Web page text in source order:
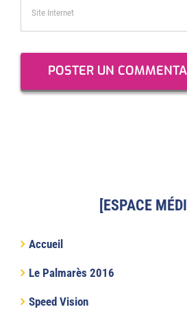
[ESPACE
Accueil
Le Palmarès 2016
Speed Vision